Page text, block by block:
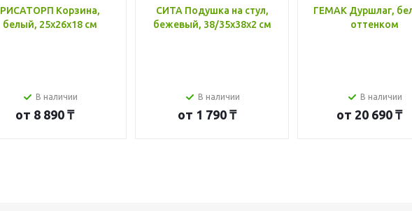
РИСАТОРП Корзина,
белый, 25x26x18 см
В наличии
от 8 890 ₸
СИТА Подушка на стул,
бежевый, 38/35x38x2 см
В наличии
от 1 790 ₸
ГЕМАК Дуршлаг,
оттенком
В наличии
от 20 690 ₸